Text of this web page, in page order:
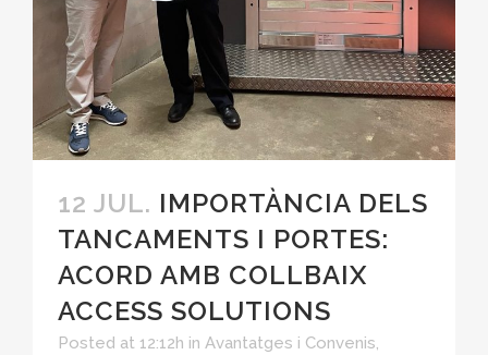
12 JUL. IMPORTÀNCIA DELS
TANCAMENTS I PORTES:
ACORD AMB COLLBAIX
ACCESS SOLUTIONS
Posted at 12:12h in Avantatges i Convenis,